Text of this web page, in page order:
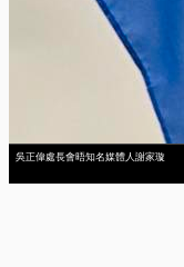
吳正偉處長會晤知名媒體人謝家璇